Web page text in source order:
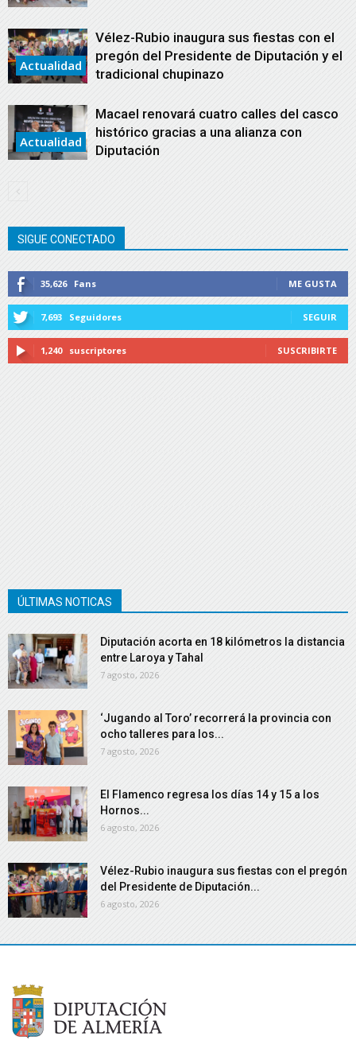
Actualidad
Vélez-Rubio inaugura sus fiestas con el
pregón del Presidente de Diputación y el
tradicional chupinazo
Actualidad
Macael renovará cuatro calles del casco
histórico gracias a una alianza con
Diputación
SIGUE CONECTADO
35,626 Fans ME GUSTA
7,693 Seguidores SEGUIR
1,240 suscriptores SUSCRIBIRTE
ÚLTIMAS NOTICAS
Diputación acorta en 18 kilómetros la distancia
entre Laroya y Tahal
7 agosto, 2026
‘Jugando al Toro’ recorrerá la provincia con
ocho talleres para los...
7 agosto, 2026
El Flamenco regresa los días 14 y 15 a los
Hornos...
6 agosto, 2026
Vélez-Rubio inaugura sus fiestas con el pregón
del Presidente de Diputación...
6 agosto, 2026